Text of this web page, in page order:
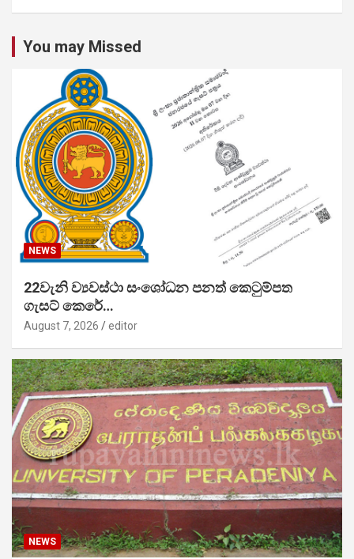
You may Missed
NEWS
22වැනි ව්‍යවස්ථා සංශෝධන පනත් කෙටුම්පත
ගැසට් කෙරේ…
August 7, 2026 editor
NEWS